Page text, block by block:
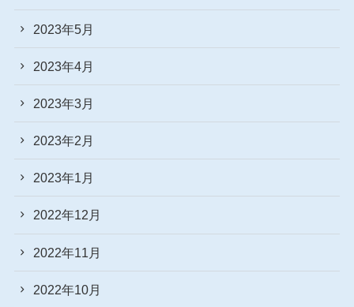
2023年5月
2023年4月
2023年3月
2023年2月
2023年1月
2022年12月
2022年11月
2022年10月